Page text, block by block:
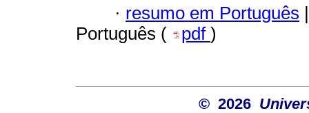
· resumo em Português |
Português (
pdf )
© 2026